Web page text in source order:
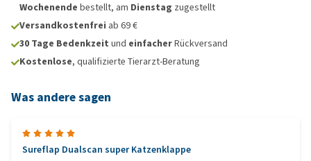
Wochenende bestellt, am Dienstag zugestellt
Versandkostenfrei ab 69 €
30 Tage Bedenkzeit und einfacherRückversand
Kostenlose, qualifizierte Tierarzt-Beratung
Was andere sagen
Sureflap Dualscan super Katzenklappe